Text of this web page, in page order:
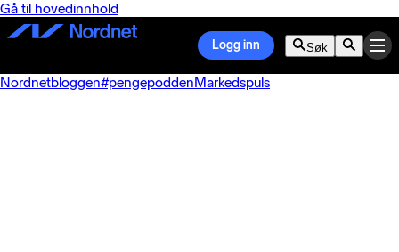
Gå til hovedinnhold
Logg inn Søk
Nordnetbloggen#pengepoddenMarkedspuls